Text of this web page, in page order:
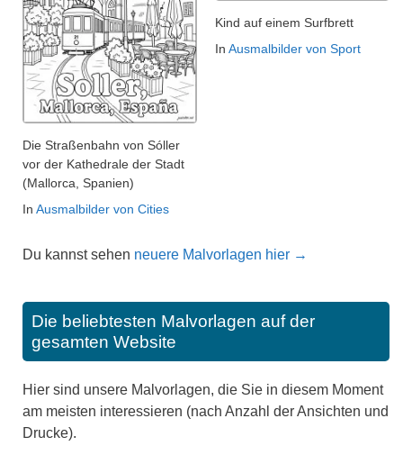
Die Straßenbahn von Sóller
vor der Kathedrale der Stadt
(Mallorca, Spanien)
In Ausmalbilder von Cities
Kind auf einem Surfbrett
In Ausmalbilder von Sport
Du kannst sehen neuere Malvorlagen hier →
Die beliebtesten Malvorlagen auf der
gesamten Website
Hier sind unsere Malvorlagen, die Sie in diesem Moment
am meisten interessieren (nach Anzahl der Ansichten und
Drucke).